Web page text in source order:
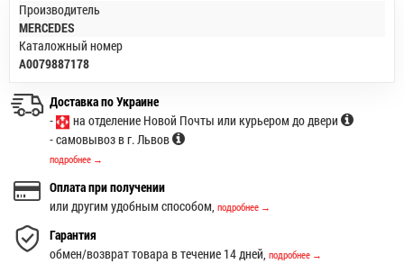
Производитель
MERCEDES
Каталожный номер
A0079887178
Доставка по Украине
-
на отделение Новой Почты или курьером до двери
- самовывоз в г. Львов
подробнее →
Оплата при получении
или другим удобным способом, подробнее →
Гарантия
обмен/возврат товара в течение 14 дней, подробнее →